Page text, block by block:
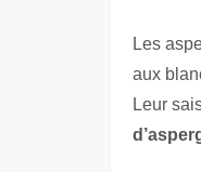
Les
aux
Leur